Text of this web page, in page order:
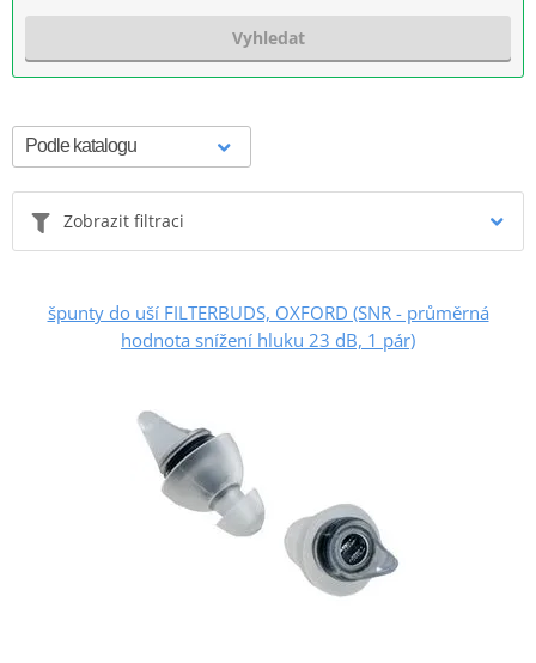
Vyhledat
Zobrazit filtraci
špunty do uší FILTERBUDS, OXFORD (SNR - průměrná
hodnota snížení hluku 23 dB, 1 pár)